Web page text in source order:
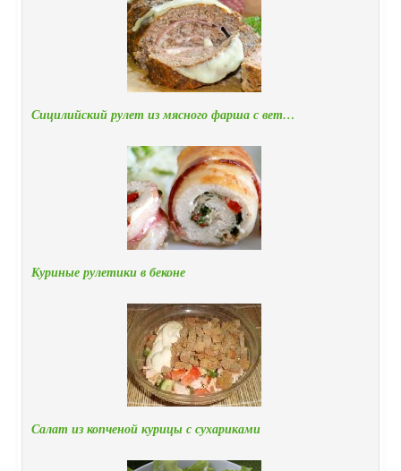
Сицилийский рулет из мясного фарша с вет…
Куриные рулетики в беконе
Салат из копченой курицы с сухариками